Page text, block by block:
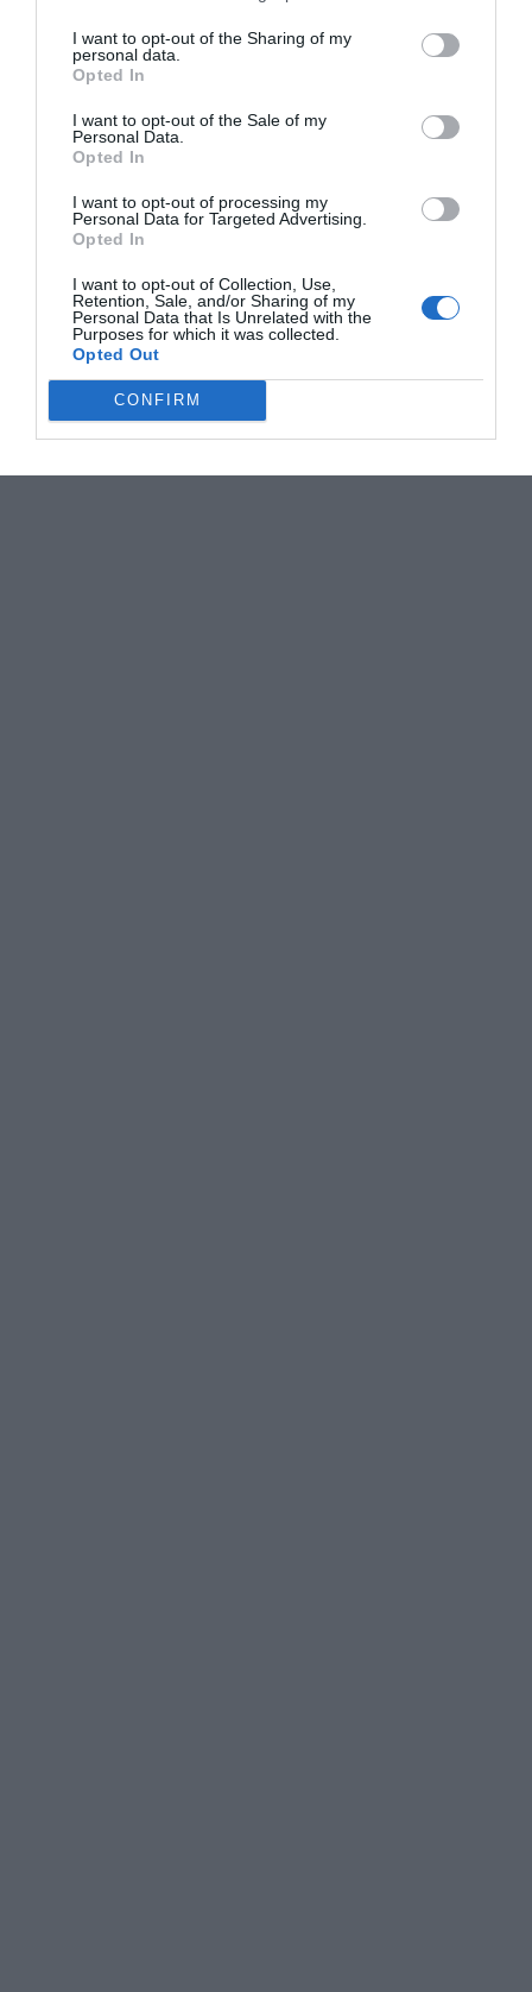
I want to opt-out of the Sharing of my
personal data.
Opted In
I want to opt-out of the Sale of my
Personal Data.
Opted In
I want to opt-out of processing my
Personal Data for Targeted Advertising.
Opted In
I want to opt-out of Collection, Use,
Retention, Sale, and/or Sharing of my
Personal Data that Is Unrelated with the
Purposes for which it was collected.
Opted Out
CONFIRM